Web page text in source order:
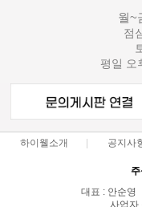
월~
점
평일 오
하이웰소개 공지사
대표 : 안순영
사업자